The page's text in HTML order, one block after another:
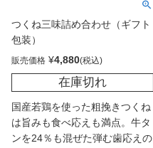
つくね三味詰め合わせ（ギフト
包装）
販売価格 ¥4,880
在庫切れ
国産若鶏を使った粗挽きつくね
は旨みも食べ応えも満点。牛タ
ンを24％も混ぜた弾む歯応えの